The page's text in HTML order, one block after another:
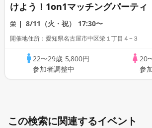
けよう！1on1マッチングパーティ
栄 8/11（火・祝） 17:30〜
開催地住所：愛知県名古屋市中区栄１丁目４−３
22〜29歳 5,800円
参加者調整中
20
参
この検索に関連するイベント